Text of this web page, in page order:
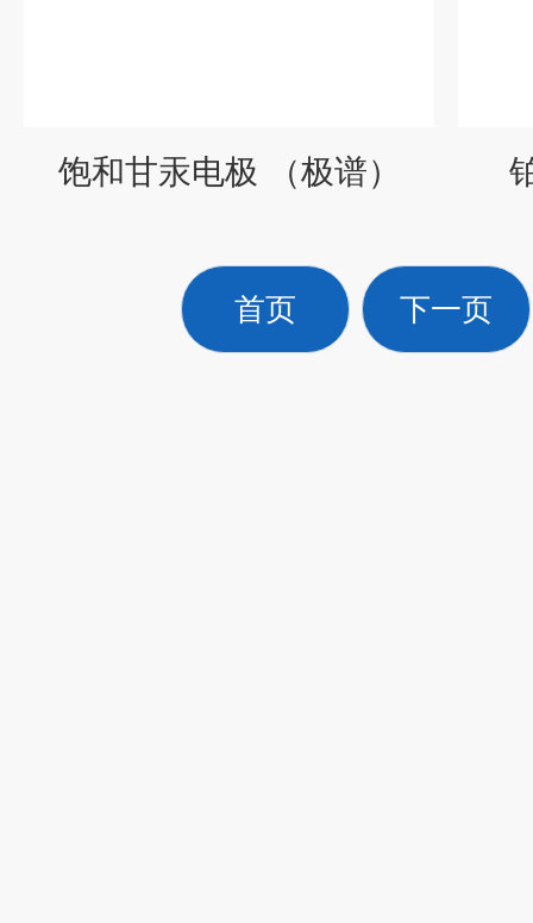
饱和甘汞电极 （极谱）
首页 下一页